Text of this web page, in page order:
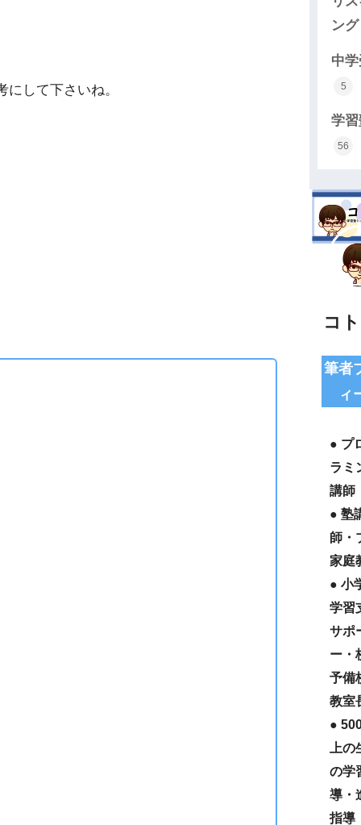
にして下さいね。
ン
中
5
学
56
コ
筆者
ィ
● プ
ラミ
講師
● 塾
師・
家庭
● 小
学習
サポ
ー・
予備
教室
●
上の
の学
導・
指導